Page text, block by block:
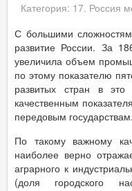
Категория: 17. Россия
С большими
развитие России. За
увеличила объем
по этому показателю
развитых стран в
качественным
передовым государствам.
По такому важному
наиболее верно
аграрного к
(доля городского